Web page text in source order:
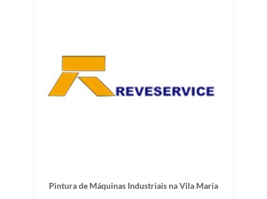
Pintura de Máquinas Industriais na Vila Maria